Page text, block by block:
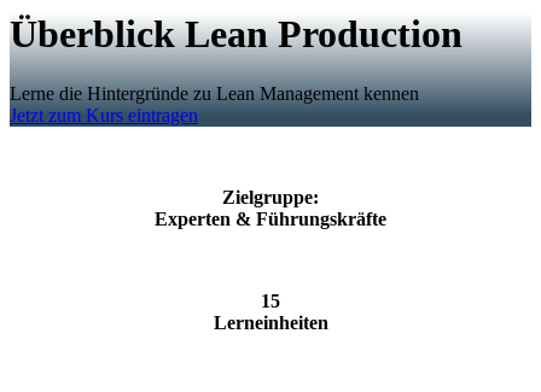
Überblick Lean Production
Lerne die Hintergründe zu Lean Management kennen
Jetzt zum Kurs eintragen
Zielgruppe:
Experten & Führungskräfte
15
Lerneinheiten